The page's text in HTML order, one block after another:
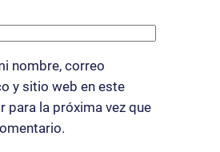
nombre, correo
y sitio web en este
para la próxima vez que